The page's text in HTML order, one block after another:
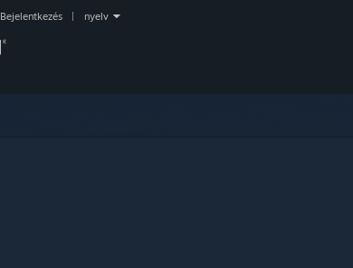
Bejelentkezés nyelv